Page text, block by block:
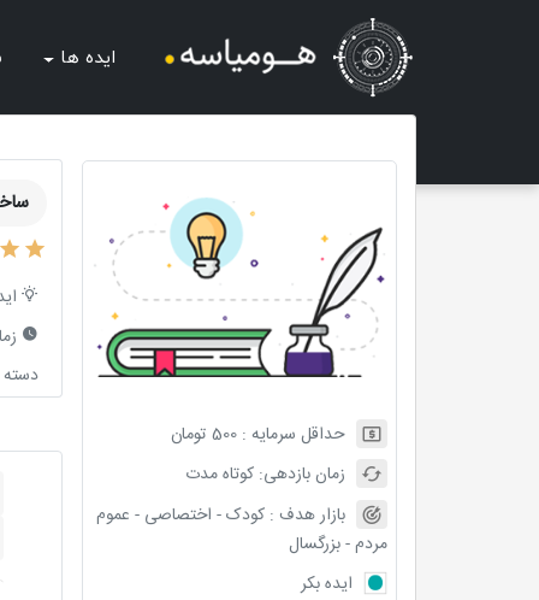
ایده ها
حداقل سرمایه :500 تومان
زمان بازدهی:کوتاه مدت
بازار هدف :کودک - اختصاصی - عموم
مردم - بزرگسال
ایده بکر